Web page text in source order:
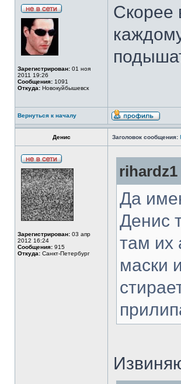
Зарегистрирован: 01 ноя
2011 19:26
Сообщения: 1091
Откуда: Новокуйбышевск
Скорее
Вернуться к началу
Денис Заголовок сообщения:
Зарегистрирован: 03 апр
2012 16:24
Сообщения: 915
Откуда: Санкт-Петербург
rihardz1
Да
Денис
там их
маски